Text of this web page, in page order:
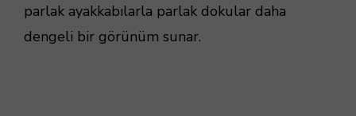
parlak ayakkabılarla parlak dokular daha
dengeli bir görünüm sunar.